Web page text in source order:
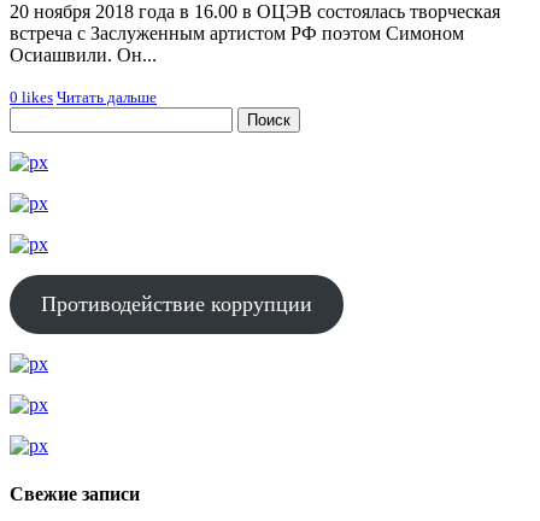
20 ноября 2018 года в 16.00 в ОЦЭВ состоялась творческая
встреча с Заслуженным артистом РФ поэтом Симоном
Осиашвили. Он...
0 likes Читать дальше
Противодействие коррупции
Свежие записи